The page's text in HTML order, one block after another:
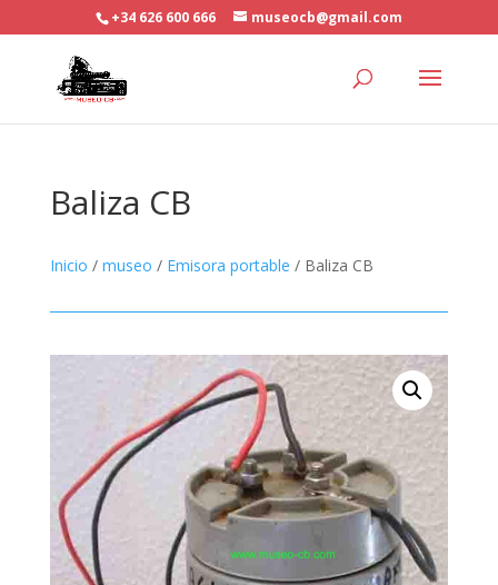
+34 626 600 666 museocb@gmail.com
Baliza CB
Inicio / museo / Emisora portable / Baliza CB